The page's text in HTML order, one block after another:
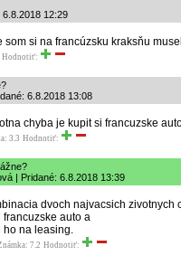
12:29
som si na francúzsku kraksňu
Hodnotiť:
6.8.2018 13:08
chyba je kupit si francuzske
3.3 Hodnotiť:
| Pridané: 6.8.2018 13:39
dvoch najvacsich zivotnych
francuzske auto a
ho na leasing.
7.2 Hodnotiť: